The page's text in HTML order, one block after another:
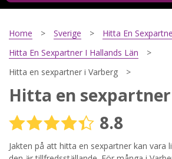
Steg2
Din
Home Sverige
Hitta En
Hitta En Sexpartner I Hallands Län
Hitta en sexpartner i Varberg
Hitta en
8.8
Jakten på att hitta en sexpartner kan vara